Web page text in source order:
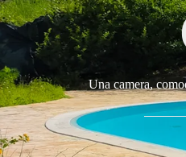
Una camera,